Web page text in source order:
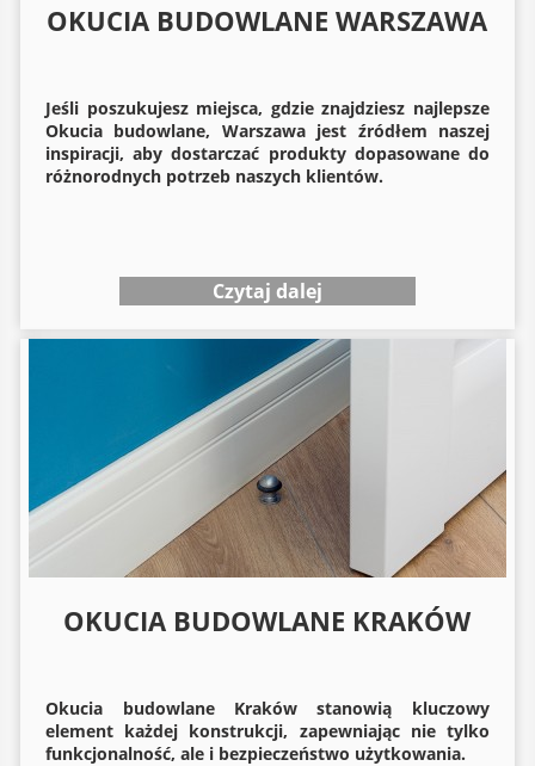
OKUCIA BUDOWLANE WARSZAWA
Jeśli poszukujesz miejsca, gdzie znajdziesz najlepsze
Okucia budowlane, Warszawa jest źródłem naszej
inspiracji, aby dostarczać produkty dopasowane do
różnorodnych potrzeb naszych klientów.
Czytaj dalej
OKUCIA BUDOWLANE KRAKÓW
Okucia budowlaneKraków stanowią kluczowy
element każdej konstrukcji, zapewniając nie tylko
funkcjonalność, ale i bezpieczeństwo użytkowania.